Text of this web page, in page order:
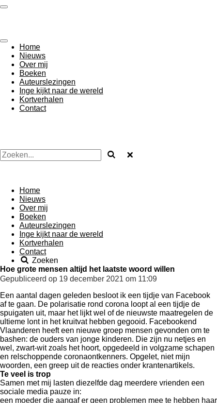
Ga
hoofdinhoud
Home
Nieuws
Over mij
Boeken
Auteurslezingen
Inge kijkt naar de wereld
Kortverhalen
Contact
Home
Nieuws
Over mij
Boeken
Auteurslezingen
Inge kijkt naar de wereld
Kortverhalen
Contact
Zoeken
Hoe grote mensen altijd het laatste woord willen
Gepubliceerd op 19 december 2021 om 11:09
Een aantal dagen geleden besloot ik een tijdje van Facebook
af te gaan. De polarisatie rond corona loopt al een tijdje de
spuigaten uit, maar het lijkt wel of de nieuwste maatregelen de
ultieme lont in het kruitvat hebben gegooid. Facebookend
Vlaanderen heeft een nieuwe groep mensen gevonden om te
bashen: de ouders van jonge kinderen. Die zijn nu netjes en
wel, zwart-wit zoals het hoort, opgedeeld in volgzame schapen
en relschoppende coronaontkenners. Opgelet, niet mijn
woorden, een greep uit de reacties onder krantenartikels.
Te veel is trop
Samen met mij lasten diezelfde dag meerdere vrienden een
sociale media pauze in:
een moeder die aangaf er geen problemen mee te hebben haar